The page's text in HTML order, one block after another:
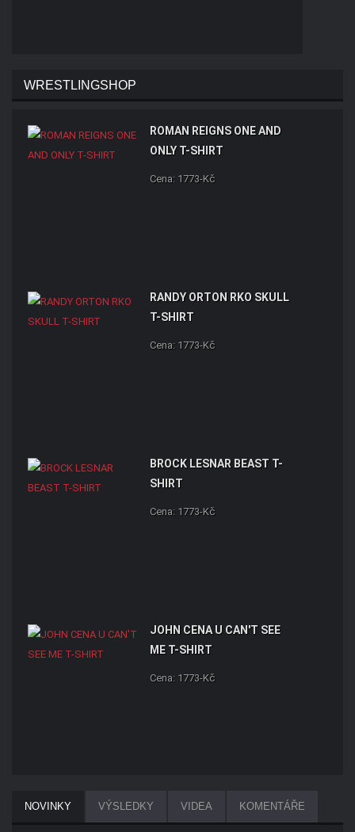
WRESTLINGSHOP
ROMAN REIGNS ONE AND
ONLY T-SHIRT
Cena: 1773-Kč
RANDY ORTON RKO SKULL
T-SHIRT
Cena: 1773-Kč
BROCK LESNAR BEAST T-
SHIRT
Cena: 1773-Kč
JOHN CENA U CAN'T SEE
ME T-SHIRT
Cena: 1773-Kč
NOVINKY VÝSLEDKY VIDEA KOMENTÁŘE